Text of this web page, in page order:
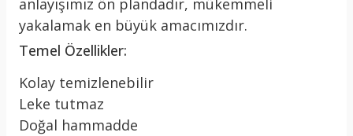
anlayışımız ön plandadır, mükemmeli
yakalamak en büyük amacımızdır.
Temel Özellikler:
Kolay temizlenebilir
Leke tutmaz
Doğal hammadde